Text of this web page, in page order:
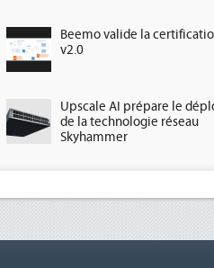
Beemo valide la
v2.0
Upscale AI prépare le
de la technologie réseau
Skyhammer